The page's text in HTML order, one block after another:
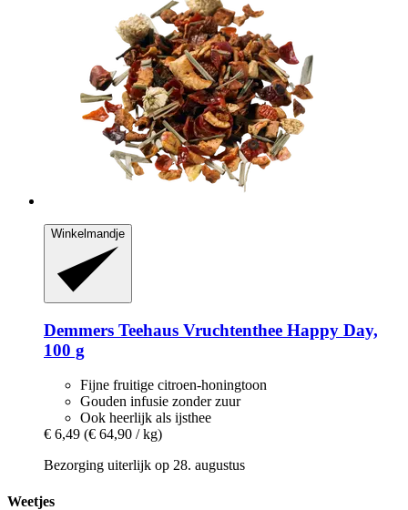
Winkelmandje
Demmers Teehaus Vruchtenthee Happy Day,
100 g
Fijne fruitige citroen-honingtoon
Gouden infusie zonder zuur
Ook heerlijk als ijsthee
€ 6,49 (€ 64,90 / kg)
Bezorging uiterlijk op 28. augustus
Weetjes